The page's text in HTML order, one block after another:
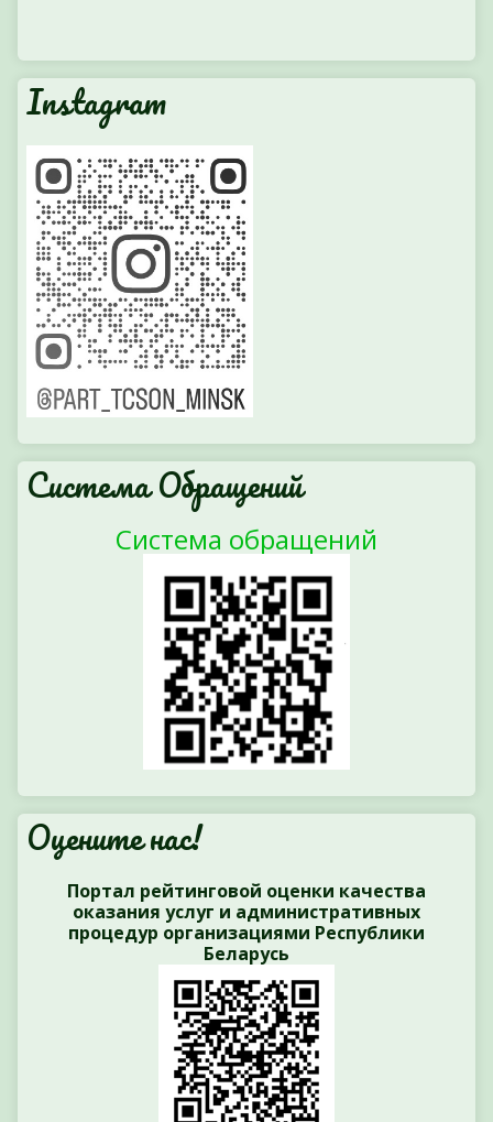
Instagram
Система Обращений
Система обращений
Оцените нас!
Портал рейтинговой оценки качества
оказания услуг и административных
процедур организациями Республики
Беларусь